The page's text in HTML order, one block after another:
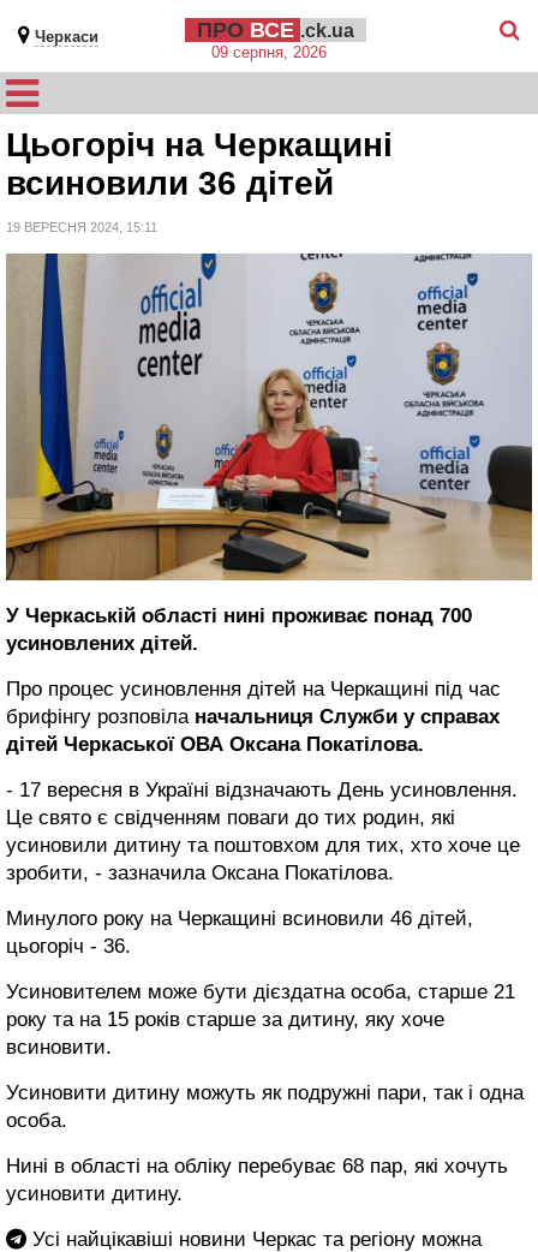
Черкаси ПРО ВСЕ .ck.ua
09 серпня, 2026
Цьогоріч на Черкащині
всиновили 36 дітей
19 ВЕРЕСНЯ 2024, 15:11
У Черкаській області нині проживає понад 700
усиновлених дітей.
Про процес усиновлення дітей на Черкащині під час
брифінгу розповіла начальниця Служби у справах
дітей Черкаської ОВА Оксана Покатілова.
- 17 вересня в Україні відзначають День усиновлення.
Це свято є свідченням поваги до тих родин, які
усиновили дитину та поштовхом для тих, хто хоче це
зробити, - зазначила Оксана Покатілова.
Минулого року на Черкащині всиновили 46 дітей,
цьогоріч - 36.
Усиновителем може бути дієздатна особа, старше 21
року та на 15 років старше за дитину, яку хоче
всиновити.
Усиновити дитину можуть як подружні пари, так і одна
особа.
Нині в області на обліку перебуває 68 пар, які хочуть
усиновити дитину.
Усі найцікавіші новини Черкас та регіону можна